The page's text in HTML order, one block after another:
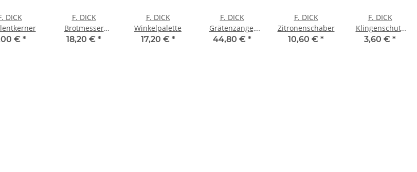
DICK
€ *
F. DICK
Brotmesser
ProDynamic,
18,20 € *
F. DICK
Winkelpalette
17,20 € *
F. DICK
Grätenzange,
rostfrei, 15 cm
44,80 € *
F. DICK
Zitronenschaber
10,60 € *
F. DICK
Klingenschutz
bis Klingenlänge
3,60 € *